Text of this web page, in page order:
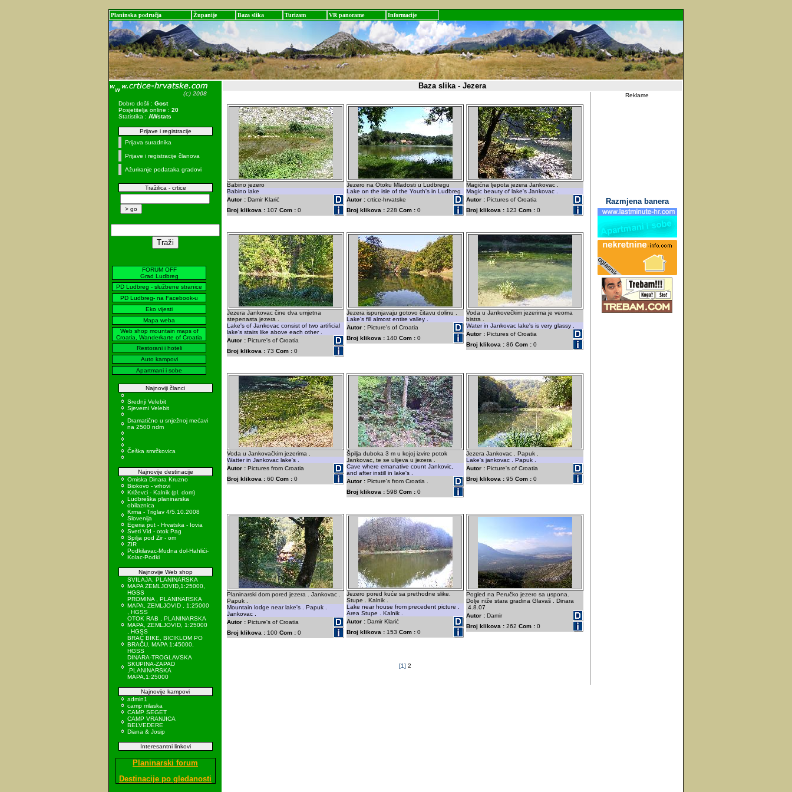
Planinska područja Županije Baza slika Turizam VR panorame Informacije
Dobro došli : Gost
Posjetitelja online : 20
Statistika : AWstats
Prijave i registracije
Prijava suradnika
Prijave i registracije članova
Ažuriranje podataka gradovi
Tražilica - crtice
FORUM OFF
Grad Ludbreg
PD Ludbreg - službene stranice
PD Ludbreg- na Facebook-u
Eko vijesti
Mapa weba
Web shop mountain maps of
Croatia, Wanderkarte of Croatia
Restorani i hoteli
Auto kampovi
Apartmani i sobe
Najnoviji članci
Srednji Velebit
Sjeverni Velebit
Dramatično u snježnoj mećavi
na 2500 ndm
Češka smrčkovica
Najnovije destinacije
Omiska Dinara Kruzno
Biokovo - vrhovi
Križevci - Kalnik (pl. dom)
Ludbreška planinarska
obilaznica
Krma - Triglav 4/5.10.2008
Slovenija
Egeria put - Hrvatska - Iovia
Sveti Vid - otok Pag
Spilja pod Zir - om
ZIR
Podkilavac-Mudna dol-Hahlići-
Kolac-Podki
Najnovije Web shop
SVILAJA, PLANINARSKA
MAPA ZEMLJOVID,1:25000,
HGSS
PROMINA , PLANINARSKA
MAPA, ZEMLJOVID , 1:25000
, HGSS
OTOK RAB , PLANINARSKA
MAPA, ZEMLJOVID, 1:25000
, HGSS
BRAČ BIKE, BICIKLOM PO
BRAČU, MAPA 1:45000,
HGSS
DINARA-TROGLAVSKA
SKUPINA-ZAPAD
,PLANINARSKA
MAPA,1:25000
Najnovije kampovi
admin1
camp mlaska
CAMP SEGET
CAMP VRANJICA
BELVEDERE
Diana & Josip
Interesantni linkovi
Planinarski forum
Destinacije po gledanosti
Baza slika - Jezera
Babino jezero
Babino lake
Autor : Damir Klarić
Broj klikova : 107 Com : 0
Jezero na Otoku Mladosti u Ludbregu
Lake on the isle of the Youth's in Ludbreg
Autor : crtice-hrvatske
Broj klikova : 228 Com : 0
Magićna ljepota jezera Jankovac .
Magic beauty of lake's Jankovac .
Autor : Pictures of Croatia
Broj klikova : 123 Com : 0
Jezera Jankovac čine dva umjetna
stepenasta jezera .
Lake's of Jankovac consist of two artificial
lake's stairs like above each other .
Autor : Picture's of Croatia
Broj klikova : 73 Com : 0
Jezera ispunjavaju gotovo čitavu dolinu .
Lake's fill almost entire valley .
Autor : Picture's of Croatia
Broj klikova : 140 Com : 0
Voda u Jankovečkim jezerima je veoma
bistra .
Water in Jankovac lake's is very glassy .
Autor : Pictures of Croatia
Broj klikova : 86 Com : 0
Voda u Jankovačkim jezerima .
Watter in Jankovac lake's .
Autor : Pictures from Croatia
Broj klikova : 60 Com : 0
Špilja duboka 3 m u kojoj izvire potok
Jankovac, te se ulijeva u jezera .
Cave where emanative count Jankovic,
and after instill in lake's .
Autor : Picture's from Croatia .
Broj klikova : 598 Com : 0
Jezera Jankovac . Papuk .
Lake's jankovac . Papuk .
Autor : Picture's of Croatia
Broj klikova : 95 Com : 0
Planinarski dom pored jezera . Jankovac .
Papuk .
Mountain lodge near lake's . Papuk .
Jankovac .
Autor : Picture's of Croatia
Broj klikova : 100 Com : 0
Jezero pored kuće sa prethodne slike.
Stupe . Kalnik .
Lake near house from precedent picture .
Area Stupe . Kalnik .
Autor : Damir Klarić
Broj klikova : 153 Com : 0
Pogled na Peručko jezero sa uspona.
Dolje niže stara gradina Glavaš . Dinara
.4.8.07
Autor : Damir
Broj klikova : 262 Com : 0
[1] 2
Reklame
Razmjena banera